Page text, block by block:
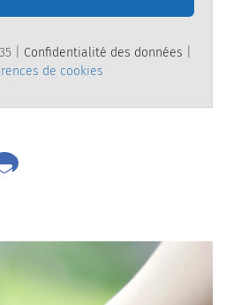
| Confidentialité des données
de cookies